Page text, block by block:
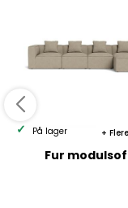
På lager
Fur